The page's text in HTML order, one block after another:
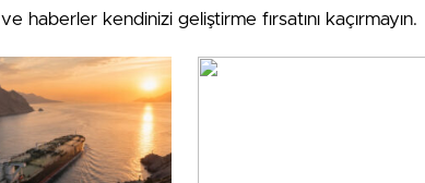
ve haberler kendinizi geliştirme fırsatını kaçırmayın.